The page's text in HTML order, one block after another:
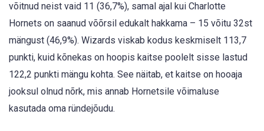
võitnud neist vaid 11 (36,7%), samal ajal kui Charlotte
Hornets on saanud võõrsil edukalt hakkama – 15 võitu 32st
mängust (46,9%). Wizards viskab kodus keskmiselt 113,7
punkti, kuid kõnekas on hoopis kaitse poolelt sisse lastud
122,2 punkti mängu kohta. See näitab, et kaitse on hooaja
jooksul olnud nõrk, mis annab Hornetsile võimaluse
kasutada oma ründejõudu.